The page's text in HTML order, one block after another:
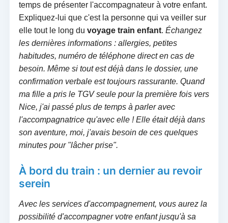
temps de présenter l'accompagnateur à votre enfant.
Expliquez-lui que c'est la personne qui va veiller sur
elle tout le long du voyage train enfant. Échangez
les dernières informations : allergies, petites
habitudes, numéro de téléphone direct en cas de
besoin. Même si tout est déjà dans le dossier, une
confirmation verbale est toujours rassurante. Quand
ma fille a pris le TGV seule pour la première fois vers
Nice, j'ai passé plus de temps à parler avec
l'accompagnatrice qu'avec elle ! Elle était déjà dans
son aventure, moi, j'avais besoin de ces quelques
minutes pour "lâcher prise".
À bord du train : un dernier au revoir
serein
Avec les services d'accompagnement, vous aurez la
possibilité d'accompagner votre enfant jusqu'à sa